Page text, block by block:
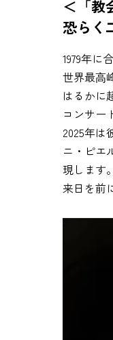
＜「教
恐らく
1979年に
世界最⾼
はるかに
コンサー
2025年は
ニ・ピエ
現します。
来日を前